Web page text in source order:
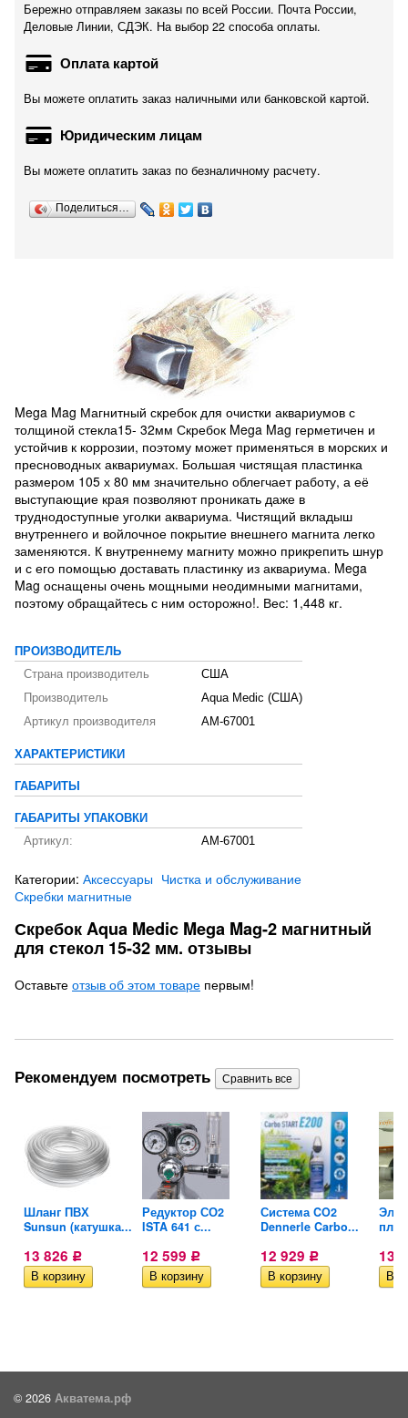
Бережно отправляем заказы по всей России. Почта России,
Деловые Линии, СДЭК. На выбор 22 способа оплаты.
Оплата картой
Вы можете оплатить заказ наличными или банковской картой.
Юридическим лицам
Вы можете оплатить заказ по безналичному расчету.
Поделиться…
Mega Mag Магнитный скребок для очистки аквариумов с
толщиной стекла15- 32мм Скребок Mega Mag герметичен и
устойчив к коррозии, поэтому может применяться в морских и
пресноводных аквариумах. Большая чистящая пластинка
размером 105 х 80 мм значительно облегчает работу, а её
выступающие края позволяют проникать даже в
труднодоступные уголки аквариума. Чистящий вкладыш
внутреннего и войлочное покрытие внешнего магнита легко
заменяются. К внутреннему магниту можно прикрепить шнур
и с его помощью доставать пластинку из аквариума. Mega
Mag оснащены очень мощными неодимными магнитами,
поэтому обращайтесь с ним осторожно!. Вес: 1,448 кг.
ПРОИЗВОДИТЕЛЬ
Страна производитель
США
Производитель
Aqua Medic (США)
Артикул производителя
AM-67001
ХАРАКТЕРИСТИКИ
ГАБАРИТЫ
ГАБАРИТЫ УПАКОВКИ
Артикул:
AM-67001
Категории: Аксессуары Чистка и обслуживание
Скребки магнитные
Скребок Aqua Medic Mega Mag-2 магнитный
для стекол 15-32 мм. отзывы
Оставьте отзыв об этом товаре первым!
Рекомендуем посмотреть
Шланг ПВХ
Sunsun (катушка...
13 826 Р
Редуктор СО2
ISTA 641 с...
12 599 Р
Система CO2
Dennerle Carbo...
12 929 Р 13
© 2026 Акватема.рф